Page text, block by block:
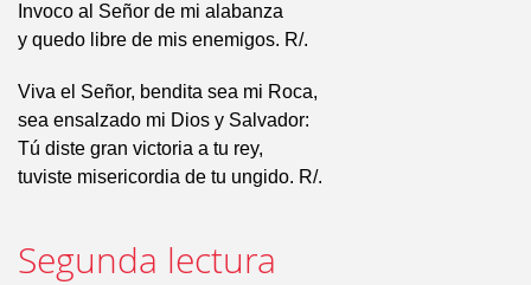
Invoco al Señor de mi alabanza
y quedo libre de mis enemigos. R/.
Viva el Señor, bendita sea mi Roca,
sea ensalzado mi Dios y Salvador:
Tú diste gran victoria a tu rey,
tuviste misericordia de tu ungido. R/.
Segunda lectura